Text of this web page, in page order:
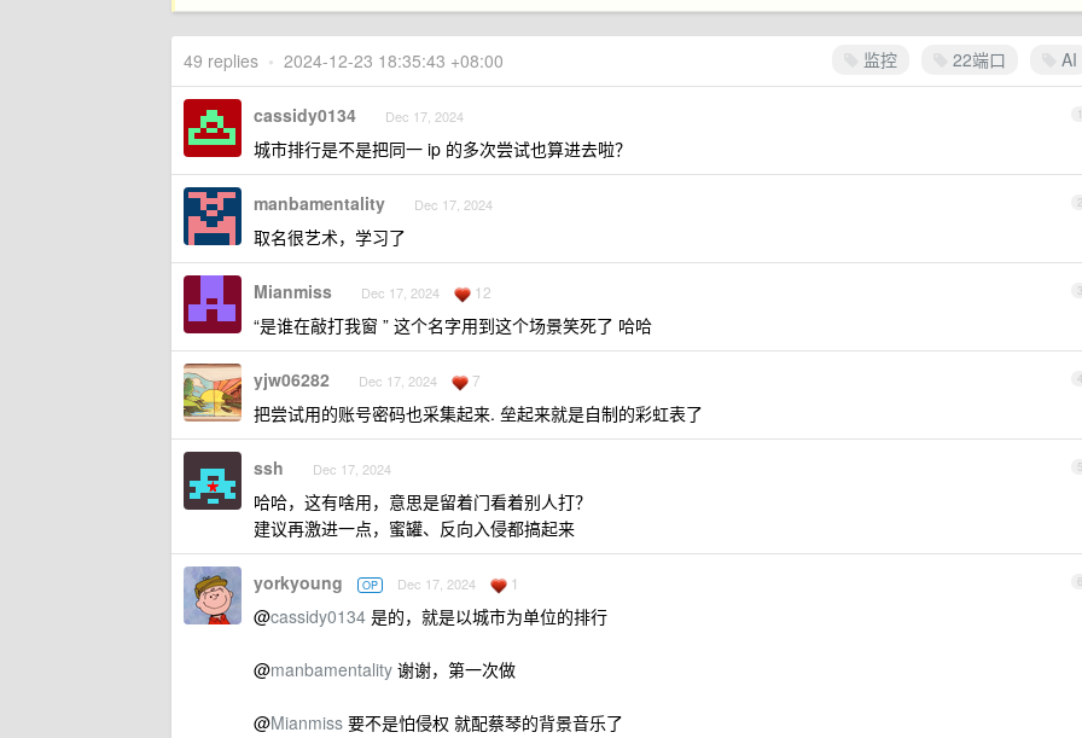
监控 22端口 AI
49 replies • 2024-12-23 18:35:43 +08:00
1
cassidy0134 Dec 17, 2024
城市排行是不是把同一 ip 的多次尝试也算进去啦？
2
manbamentality Dec 17, 2024
取名很艺术，学习了
3
Mianmiss Dec 17, 2024 12
“是谁在敲打我窗 ” 这个名字用到这个场景笑死了 哈哈
4
yjw06282 Dec 17, 2024 7
把尝试用的账号密码也采集起来. 垒起来就是自制的彩虹表了
5
ssh Dec 17, 2024
哈哈，这有啥用，意思是留着门看着别人打？
建议再激进一点，蜜罐、反向入侵都搞起来
6
yorkyoung OP Dec 17, 2024 1
@cassidy0134 是的，就是以城市为单位的排行
@manbamentality 谢谢，第一次做
@Mianmiss 要不是怕侵权 就配蔡琴的背景音乐了